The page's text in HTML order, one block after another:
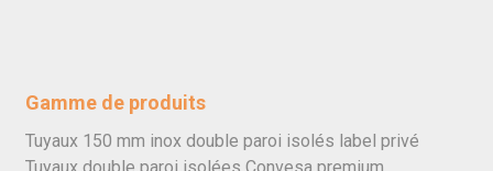
Gamme de produits
Tuyaux 150 mm inox double paroi isolés label privé
Tuyaux double paroi isolées Convesa premium